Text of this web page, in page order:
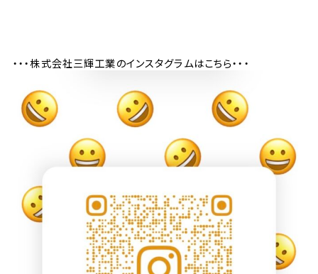
・・・株式会社三輝工業のインスタグラムはこちら・・・